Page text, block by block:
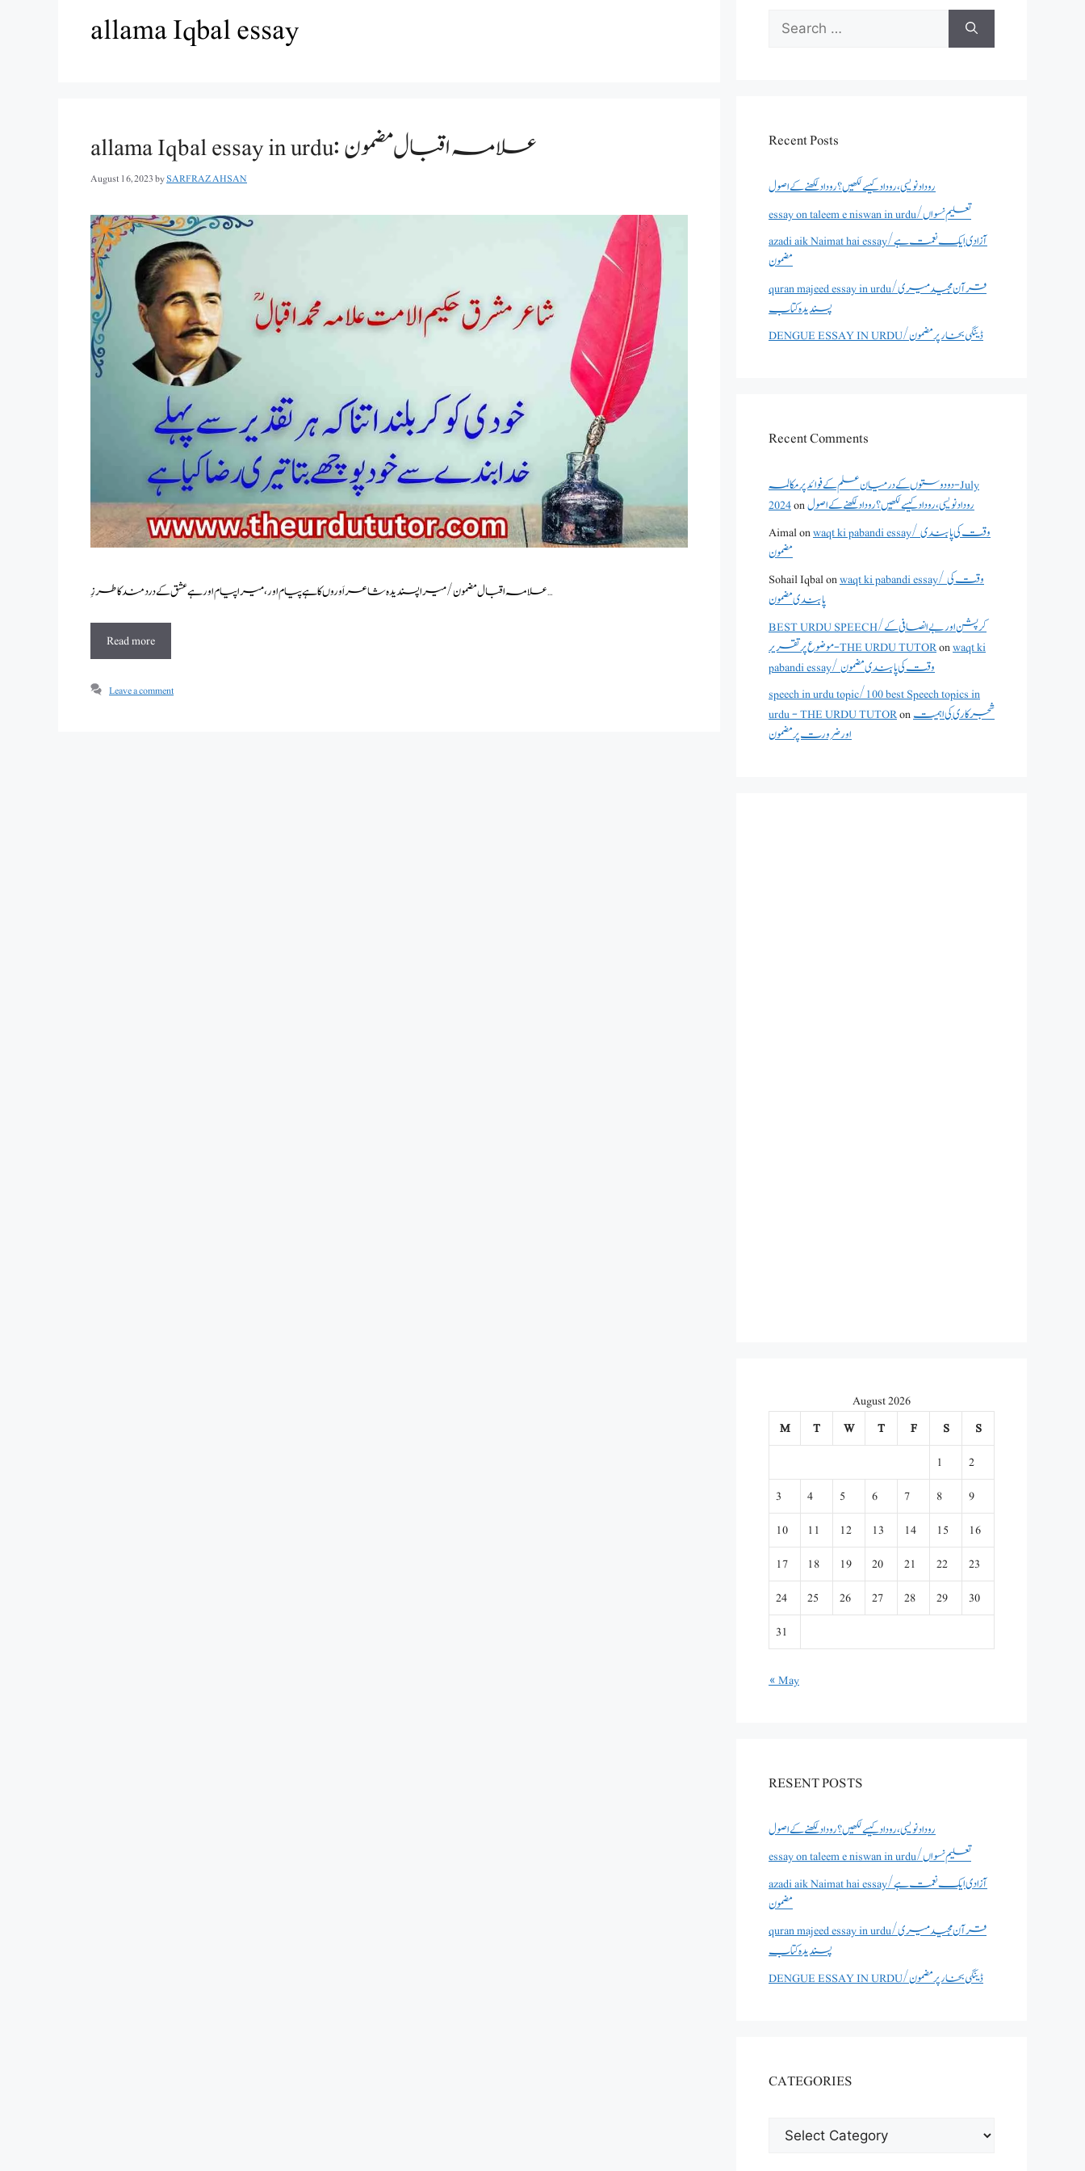
allama Iqbal essay
allama Iqbal essay in urdu: علامہ اقبال مضمون
August 16, 2023bySARFRAZ AHSAN
علامہ اقبال مضمون/میرا پسندیدہ شاعر اَوروں کا ہے پیام اور، میرا پیام اور ہے عشق کے درد مند کا طرزِ …
Read more
Leave a comment
Search
for:
Recent Posts
روداد نویسی ،روداد کیسے لکھیں؟ روداد لکھنے کے اصول
essay on taleem e niswan in urdu/تعلیم نسواں
azadi aik Naimat hai essay/آزادی ایک نعمت ہے
مضمون
quran majeed essay in urdu/قرآن مجید میری
پسندیدہ کتاب
DENGUE ESSAY IN URDU/ڈینگی بخار پر مضمون
Recent Comments
دو دوستوں کے درمیان علم کے فوائد پر مکالمہ - July
2024onروداد نویسی ،روداد کیسے لکھیں؟ روداد لکھنے کے اصول
Aimalonwaqt ki pabandi essay/ وقت کی پابندی
مضمون
Sohail Iqbalonwaqt ki pabandi essay/ وقت کی
پابندی مضمون
BEST URDU SPEECH/کرپشن اور بے انصافی کے
موضوع پر تقریر - THE URDU TUTORonwaqt ki
pabandi essay/ وقت کی پابندی مضمون
speech in urdu topic/100 best Speech topics in
urdu - THE URDU TUTORonشجرکاری کی اہمیت
اور ضرورت پر مضمون
August 2026
M
T W T F S
S
1
2
3
4 5 6 7 8
9
10
11 12 13 14 15
16
17
18 19 20 21 22
23
24
25 26 27 28 29
30
31
« May
RESENT POSTS
روداد نویسی ،روداد کیسے لکھیں؟ روداد لکھنے کے اصول
essay on taleem e niswan in urdu/تعلیم نسواں
azadi aik Naimat hai essay/آزادی ایک نعمت ہے
مضمون
quran majeed essay in urdu/قرآن مجید میری
پسندیدہ کتاب
DENGUE ESSAY IN URDU/ڈینگی بخار پر مضمون
CATEGORIES
CATEGORIES